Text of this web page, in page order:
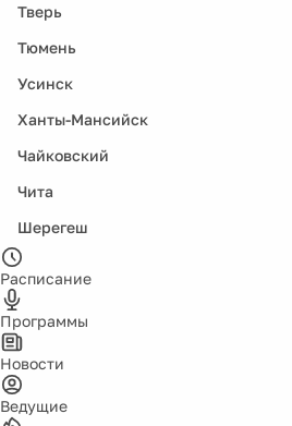
Тверь
Тюмень
Усинск
Ханты-Мансийск
Чайковский
Чита
Шерегеш
Расписание
Программы
Новости
Ведущие